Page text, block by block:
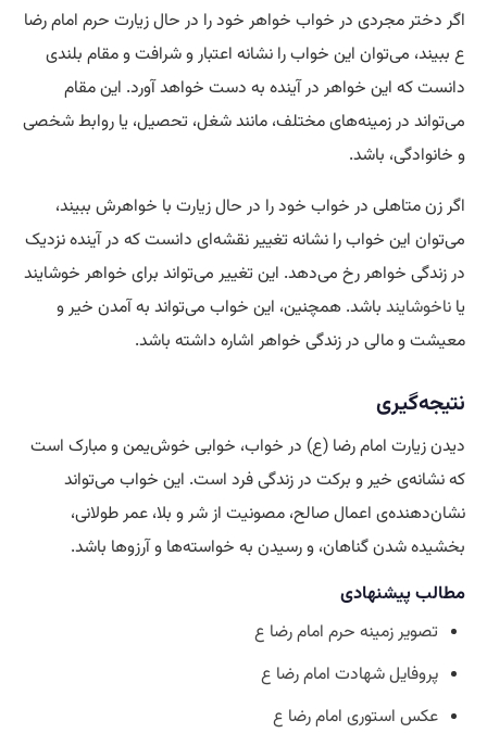
اگر دختر مجردی در خواب خواهر خود را در حال زیارت حرم امام رضا
ع ببیند، می‌توان این خواب را نشانه اعتبار و شرافت و مقام بلندی
دانست که این خواهر در آینده به دست خواهد آورد. این مقام
می‌تواند در زمینه‌های مختلف، مانند شغل، تحصیل، یا روابط شخصی
و خانوادگی، باشد.
اگر زن متاهلی در خواب خود را در حال زیارت با خواهرش ببیند،
می‌توان این خواب را نشانه تغییر نقشه‌ای دانست که در آینده نزدیک
در زندگی خواهر رخ می‌دهد. این تغییر می‌تواند برای خواهر خوشایند
یا ناخوشایند باشد. همچنین، این خواب می‌تواند به آمدن خیر و
معیشت و مالی در زندگی خواهر اشاره داشته باشد.
نتیجه‌گیری
دیدن زیارت امام رضا (ع) در خواب، خوابی خوش‌یمن و مبارک است
که نشانه‌ی خیر و برکت در زندگی فرد است. این خواب می‌تواند
نشان‌دهنده‌ی اعمال صالح، مصونیت از شر و بلا، عمر طولانی،
بخشیده شدن گناهان، و رسیدن به خواسته‌ها و آرزوها باشد.
مطالب پیشنهادی
تصویر زمینه حرم امام رضا ع
پروفایل شهادت امام رضا ع
عکس استوری امام رضا ع